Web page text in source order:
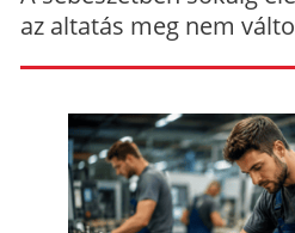
az altatás meg nem